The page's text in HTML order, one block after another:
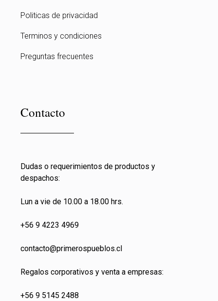
Politicas de privacidad
Terminos y condiciones
Preguntas frecuentes
Contacto
Dudas o requerimientos de productos y
despachos:
Lun a vie de 10.00 a 18.00 hrs.
+56 9 4223 4969
contacto@primerospueblos.cl
Regalos corporativos y venta a empresas:
+56 9 5145 2488